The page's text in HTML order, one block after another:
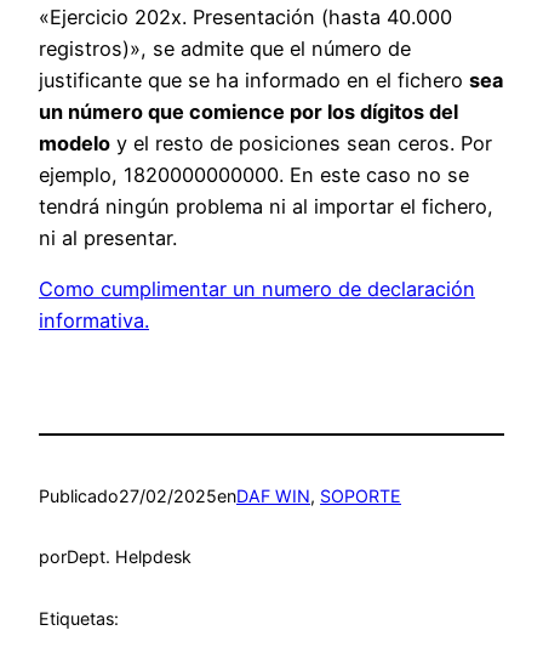
«Ejercicio 202x. Presentación (hasta 40.000
registros)», se admite que el número de
justificante que se ha informado en el fichero sea
un número que comience por los dígitos del
modelo y el resto de posiciones sean ceros. Por
ejemplo, 1820000000000. En este caso no se
tendrá ningún problema ni al importar el fichero,
ni al presentar.
Como cumplimentar un numero de declaración
informativa.
Publicado27/02/2025enDAF WIN, SOPORTE
porDept. Helpdesk
Etiquetas: